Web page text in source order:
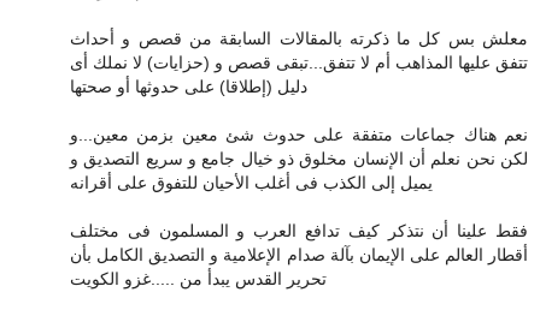
معلش بس كل ما ذكرته بالمقالات السابقة من قصص و أحداث
تتفق عليها المذاهب أم لا تتفق...تبقى قصص و (حزايات) لا نملك أى
دليل (إطلاقا) على حدوثها أو صحتها
نعم هناك جماعات متفقة على حدوث شئ معين بزمن معين...و
لكن نحن نعلم أن الإنسان مخلوق ذو خيال جامع و سريع التصديق و
يميل إلى الكذب فى أغلب الأحيان للتفوق على أقرانه
فقط علينا أن نتذكر كيف تدافع العرب و المسلمون فى مختلف
أقطار العالم على الإيمان بآلة صدام الإعلامية و التصديق الكامل بأن
تحرير القدس يبدأ من .....غزو الكويت